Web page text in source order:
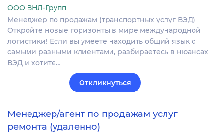
ООО ВНЛ-Групп
Менеджер по продажам (транспортных услуг ВЭД)
Откройте новые горизонты в мире международной
логистики! Если вы умеете находить общий язык с
самыми разными клиентами, разбираетесь в нюансах
ВЭД и хотите…
Откликнуться
Менеджер/агент по продажам услуг
ремонта (удаленно)